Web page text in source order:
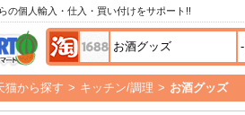
の個人輸入・仕入・買い付けをサポート!!
猫から探す > キッチン/調理 > お酒グッズ